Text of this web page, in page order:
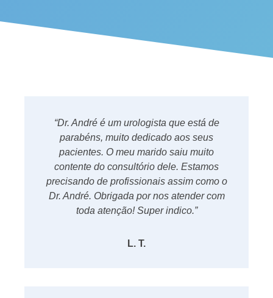
“Dr. André é um urologista que está de
parabéns, muito dedicado aos seus
pacientes. O meu marido saiu muito
contente do consultório dele. Estamos
precisando de profissionais assim como o
Dr. André. Obrigada por nos atender com
toda atenção! Super indico.”
L. T.